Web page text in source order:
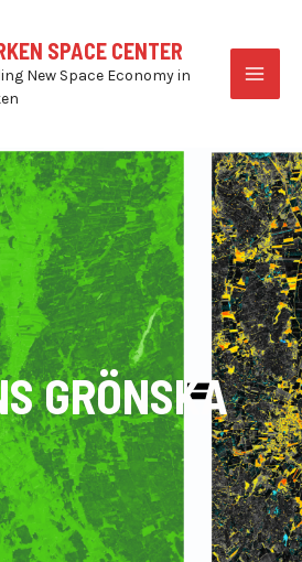
SPACE CENTER
New Space Economy in
GRÖNSKA